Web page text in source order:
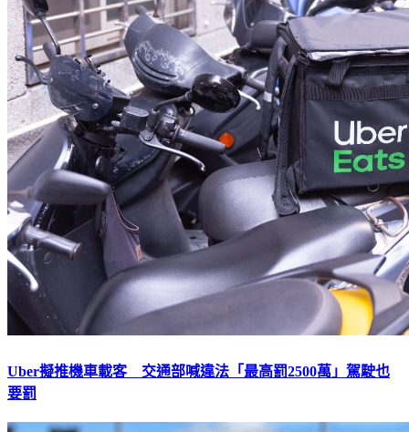
Uber擬推機車載客 交通部喊違法「最高罰2500萬」駕駛也
要罰